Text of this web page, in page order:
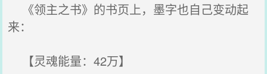
《领主之书》的书页上，墨字也自己变动起
来：
【灵魂能量：42万】